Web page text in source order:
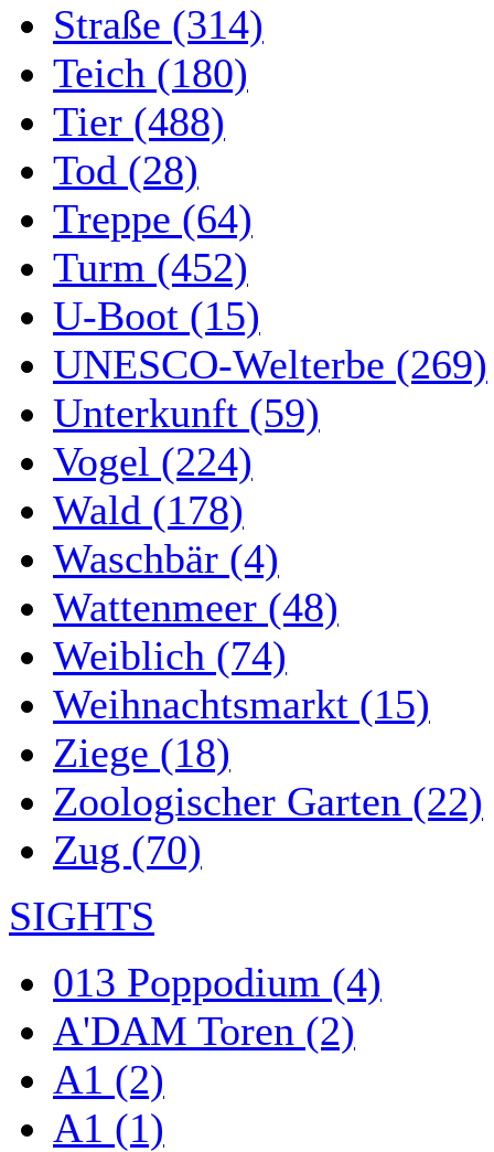
Straße (314)
Teich (180)
Tier (488)
Tod (28)
Treppe (64)
Turm (452)
U-Boot (15)
UNESCO-Welterbe (269)
Unterkunft (59)
Vogel (224)
Wald (178)
Waschbär (4)
Wattenmeer (48)
Weiblich (74)
Weihnachtsmarkt (15)
Ziege (18)
Zoologischer Garten (22)
Zug (70)
SIGHTS
013 Poppodium (4)
A'DAM Toren (2)
A1 (2)
A1 (1)